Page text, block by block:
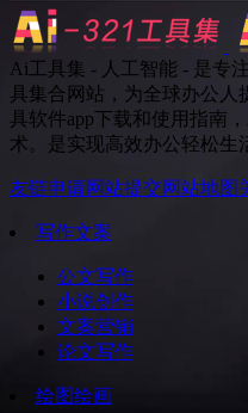
Ai工具集 - 人工智能 - 是专
具集合网站，为全球办公人
具软件app下载和使用指南
术。是实现高效办公轻松生
友链申请网站提交网站地图
写作文案
公文写作
小说创作
文案营销
论文写作
绘图绘画